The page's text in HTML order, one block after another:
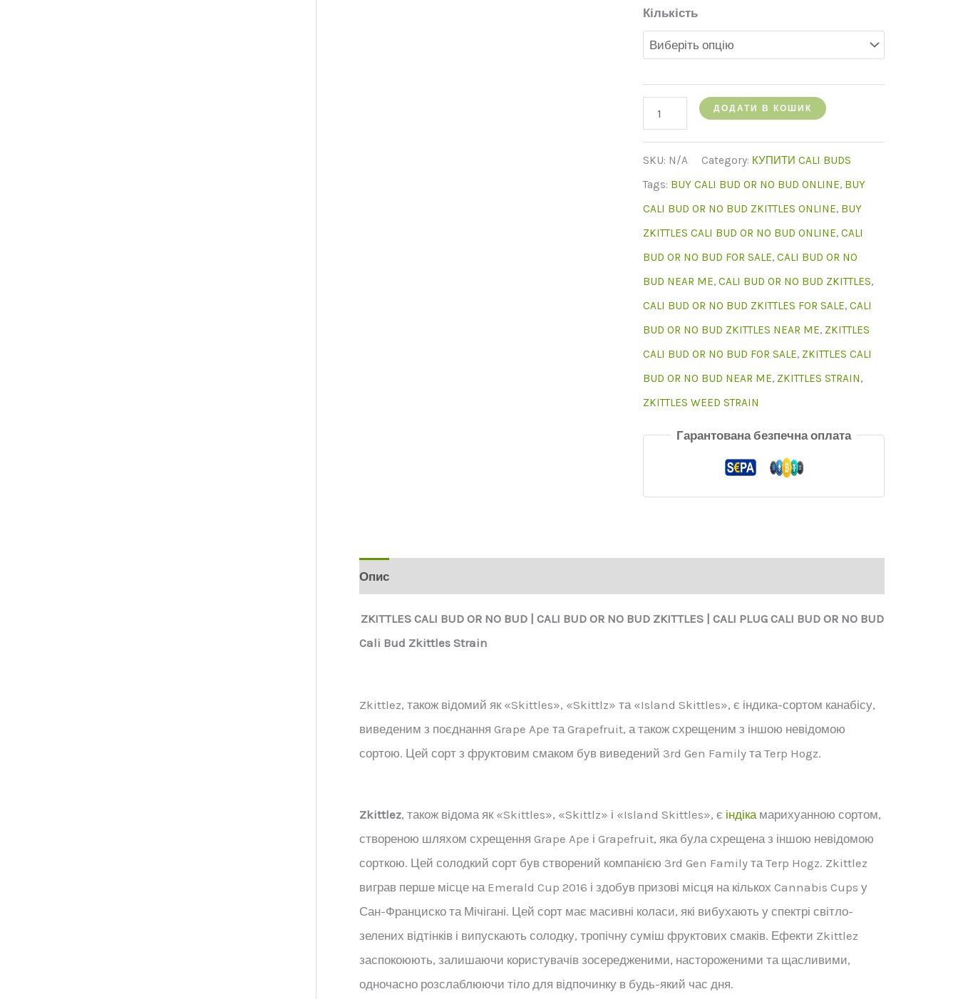
Кількість
кількість
Buy
Cali
Bud
Zkittles
Strain
Online
ДОДАТИ В КОШИК
SKU: N/A Category: КУПИТИ CALI BUDS
Tags: BUY CALI BUD OR NO BUD ONLINE, BUY
CALI BUD OR NO BUD ZKITTLES ONLINE, BUY
ZKITTLES CALI BUD OR NO BUD ONLINE, CALI
BUD OR NO BUD FOR SALE, CALI BUD OR NO
BUD NEAR ME, CALI BUD OR NO BUD ZKITTLES,
CALI BUD OR NO BUD ZKITTLES FOR SALE, CALI
BUD OR NO BUD ZKITTLES NEAR ME, ZKITTLES
CALI BUD OR NO BUD FOR SALE, ZKITTLES CALI
BUD OR NO BUD NEAR ME, ZKITTLES STRAIN,
ZKITTLES WEED STRAIN
Гарантована безпечна оплата
Опис
ZKITTLES CALI BUD OR NO BUD | CALI BUD OR NO BUD ZKITTLES
CALI PLUG CALI BUD OR NO BUD
Cali Bud Zkittles Strain
Zkittlez, також відомий як «Skittles», «Skittlz» та «Island Skittles», є індика-сортом канабісу,
виведеним з поєднання Grape Ape та Grapefruit, а також схрещеним з іншою невідомою
сортою. Цей сорт з фруктовим смаком був виведений 3rd Gen Family та Terp Hogz.
Zkittlez, також відома як «Skittles», «Skittlz» і «Island Skittles», є індікамарихуанною сортом,
створеною шляхом схрещення Grape Ape і Grapefruit, яка була схрещена з іншою невідомою
сорткою. Цей солодкий сорт був створений компанією 3rd Gen Family та Terp Hogz. Zkittlez
виграв перше місце на Emerald Cup 2016 і здобув призові місця на кількох Cannabis Cups у
Сан-Франциско та Мічігані. Цей сорт має масивні коласи, які вибухають у спектрі світло-
зелених відтінків і випускають солодку, тропічну суміш фруктових смаків. Ефекти Zkittlez
заспокоюють, залишаючи користувачів зосередженими, настороженими та щасливими,
одночасно розслаблюючи тіло для відпочинку в будь-який час дня.